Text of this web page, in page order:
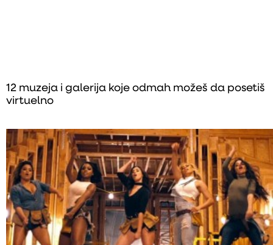
12 muzeja i galerija koje odmah možeš da posetiš
virtuelno